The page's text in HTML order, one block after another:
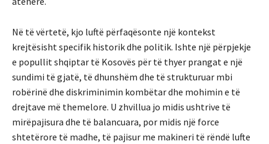
Në të vërtetë, kjo luftë përfaqësonte një kontekst
krejtësisht specifik historik dhe politik. Ishte një përpjekje
e popullit shqiptar të Kosovës për të thyer prangat e një
sundimi të gjatë, të dhunshëm dhe të strukturuar mbi
robërinë dhe diskriminimin kombëtar dhe mohimin e të
drejtave më themelore. U zhvillua jo midis ushtrive të
mirëpajisura dhe të balancuara, por midis një force
shtetërore të madhe, të pajisur me makineri të rëndë lufte